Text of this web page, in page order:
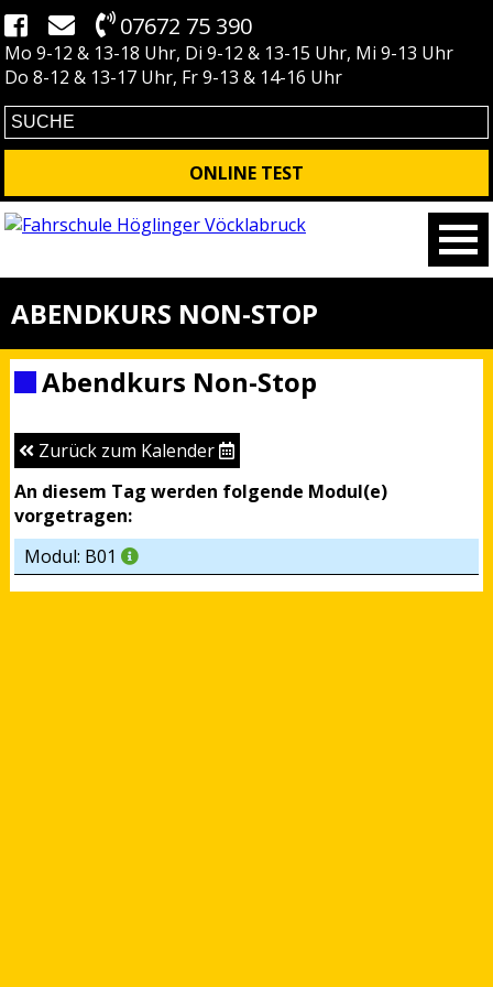
07672 75 390
Mo 9-12 & 13-18 Uhr, Di 9-12 & 13-15 Uhr, Mi 9-13 Uhr
Do 8-12 & 13-17 Uhr, Fr 9-13 & 14-16 Uhr
ONLINE TEST
ABENDKURS NON-STOP
Abendkurs Non-Stop
Zurück zum Kalender
An diesem Tag werden folgende Modul(e)
vorgetragen:
Modul: B01